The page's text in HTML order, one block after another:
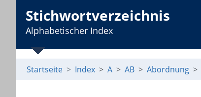
Stichwortverzeichnis
Alphabetischer Index
Startseite Index A AB Abordnung